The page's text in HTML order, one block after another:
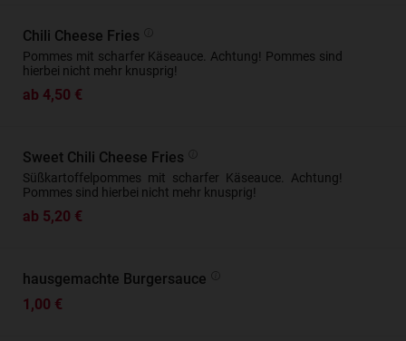
Chili Cheese Fries
Pommes mit scharfer Käseauce. Achtung! Pommes sind
hierbei nicht mehr knusprig!
ab 4,50 €
Sweet Chili Cheese Fries
Süßkartoffelpommes mit scharfer Käseauce. Achtung!
Pommes sind hierbei nicht mehr knusprig!
ab 5,20 €
hausgemachte Burgersauce
1,00 €